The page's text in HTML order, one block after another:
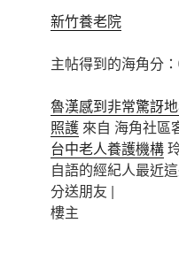
新竹養老院
主帖得到的海角分：
魯漢感到非常驚訝
照護 來自 海角社區
台中老人養護機構
自語的經紀人最近
分送朋友 |
樓主